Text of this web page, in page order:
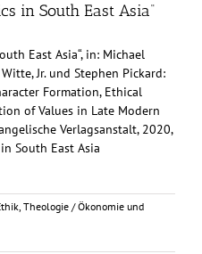
in South East Asia“
East Asia“, in: Michael
Jr. und Stephen Pickard:
Formation, Ethical
of Values in Late Modern
Verlagsanstalt, 2020,
South East Asia
, Theologie / Ökonomie und